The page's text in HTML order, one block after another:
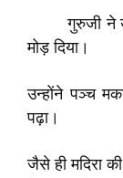
गुरुजी ने उस
मोड़ दिया।
उन्होंने पञ्च
पढ़ा।
जैसे ही मदिरा